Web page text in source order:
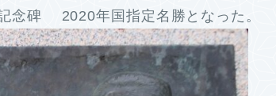
念碑 2020年国指定名勝となった。